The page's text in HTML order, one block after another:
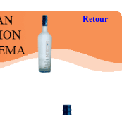
Retour